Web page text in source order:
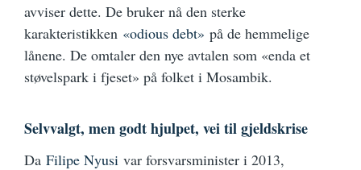
avviser dette. De bruker nå den sterke
karakteristikken «odious debt» på de hemmelige
lånene. De omtaler den nye avtalen som «enda et
støvelspark i fjeset» på folket i Mosambik.
Selvvalgt, men godt hjulpet, vei til gjeldskrise
Da Filipe Nyusi var forsvarsminister i 2013,